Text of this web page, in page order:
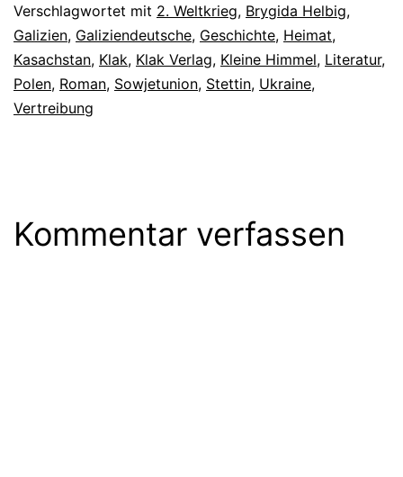
Verschlagwortet mit 2. Weltkrieg, Brygida Helbig,
Galizien, Galiziendeutsche, Geschichte, Heimat,
Kasachstan, Klak, Klak Verlag, Kleine Himmel, Literatur,
Polen, Roman, Sowjetunion, Stettin, Ukraine,
Vertreibung
Kommentar verfassen